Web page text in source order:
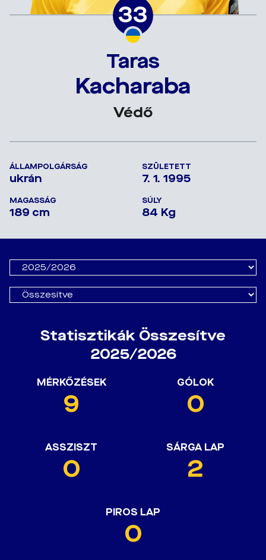
33
Taras
Kacharaba
Védő
ÁLLAMPOLGÁRSÁG
ukrán
SZÜLETETT
7. 1. 1995
MAGASSÁG
189 cm
SÚLY
84 Kg
Statisztikák Összesítve
2025/2026
MÉRKŐZÉSEK
9
GÓLOK
0
ASSZISZT
0
SÁRGA LAP
2
PIROS LAP
0